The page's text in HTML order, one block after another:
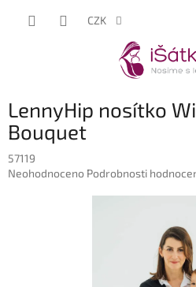
CZK
LennyHip nosítko
Bouquet
57119
Průměrné
Neohodnoceno Podrobnosti